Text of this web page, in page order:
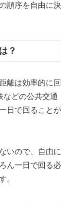
順序を自由に決
？
離は効率的に回
などの公共交通
日で回ることが
いので、自由に
ん一日で回る必
。